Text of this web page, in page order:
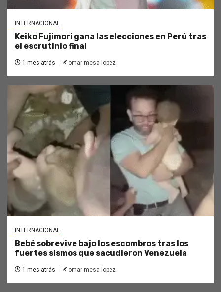
INTERNACIONAL
Keiko Fujimori gana las elecciones en Perú tras
el escrutinio final
1 mes atrás omar mesa lopez
INTERNACIONAL
Bebé sobrevive bajo los escombros tras los
fuertes sismos que sacudieron Venezuela
1 mes atrás omar mesa lopez